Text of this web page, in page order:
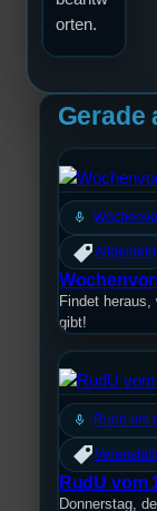
orten.
Gerade
mic
Allgemein
Findet
gibt!
mic Rund um
RudU vom
Donnerstag,